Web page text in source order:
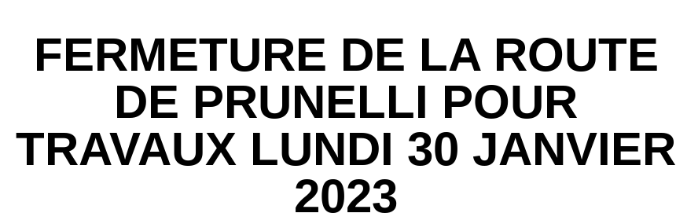
FERMETURE DE LA ROUTE
DE PRUNELLI POUR
TRAVAUX LUNDI 30 JANVIER
2023